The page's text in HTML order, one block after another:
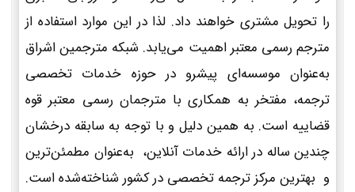
را تحویل مشتری خواهند داد. لذا در این موارد استفاده از
مترجم رسمی معتبر اهمیت می‌یابد. شبکه مترجمین اشراق
به‌عنوان موسسه‌ای پیشرو در حوزه خدمات تخصصی
ترجمه، مفتخر به همکاری با مترجمان رسمی معتبر قوه
قضاییه است. به همین دلیل و با توجه به سابقه درخشان
چندین ساله در ارائه خدمات آنلاین، به‌عنوان مطمئن‌ترین
و بهترین مرکز ترجمه تخصصی در کشور شناخته‌شده است.